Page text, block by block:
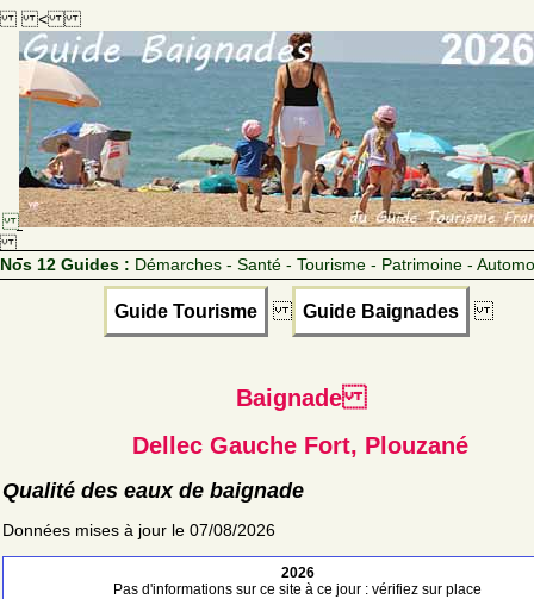
<
Nos 12 Guides : Démarches - Santé - Tourisme - Patrimoine -
Guide Tourisme Guide Baignades
Baignade
Dellec Gauche Fort, Plouzané
Qualité des eaux de baignade
Données mises à jour le 07/08/2026
2026
Pas d'informations sur ce site à ce jour : vérifiez sur place